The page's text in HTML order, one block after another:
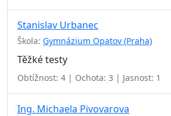
Stanislav Urbanec
Škola: Gymnázium Opatov (Praha)
Těžké testy
Obtížnost: 4 | Ochota: 3 | Jasnost: 1
Ing. Michaela Pivovarova